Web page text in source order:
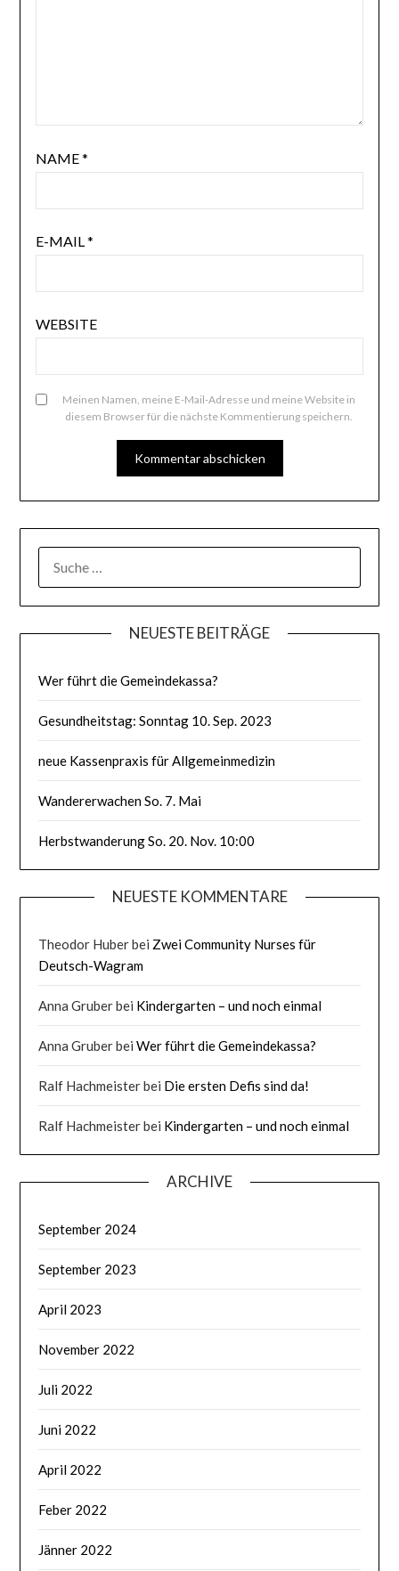
NAME*
E-MAIL*
WEBSITE
Meinen Namen, meine E-Mail-Adresse und meine Website in
diesem Browser für die nächste Kommentierung speichern.
NACH:
NEUESTE BEITRÄGE
Wer führt die Gemeindekassa?
Gesundheitstag: Sonntag 10. Sep. 2023
neue Kassenpraxis für Allgemeinmedizin
Wandererwachen So. 7. Mai
Herbstwanderung So. 20. Nov. 10:00
NEUESTE KOMMENTARE
Theodor Huberbei Zwei Community Nurses für
Deutsch-Wagram
Anna Gruberbei Kindergarten – und noch einmal
Anna GruberbeiWer führt die Gemeindekassa?
Ralf Hachmeisterbei Die ersten Defis sind da!
Ralf Hachmeisterbei Kindergarten – und noch einmal
ARCHIVE
September 2024
September 2023
April 2023
November 2022
Juli 2022
Juni 2022
April 2022
Feber 2022
Jänner 2022